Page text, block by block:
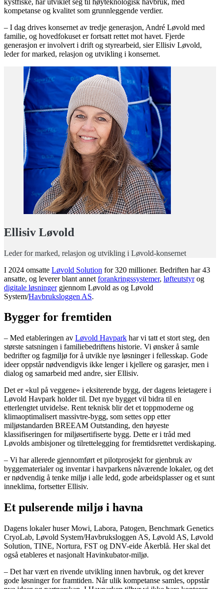
kompetanse og kvalitet som grunnleggende verdier.
– I dag drives konsernet av tredje generasjon, André Løvold med
familie, og hovedfokuset er fortsatt rettet mot havet. Fjerde
generasjon er involvert i drift og styrearbeid, sier Ellisiv Løvold,
leder for marked, relasjon og utvikling i konsernet.
Ellisiv Løvold
Leder for marked, relasjon og utvikling i Løvold-konsernet
I 2024 omsatte Løvold Solution for 320 millioner. Bedriften har 43
ansatte, og leverer blant annet forankringssystemer, løfteutstyrog
digitale løsningergjennom Løvold as og Løvold
System/Havbruksloggen AS.
Bygger for fremtiden
– Med etableringen av Løvold Havpark har vi tatt et stort steg, den
største satsningen i familiebedriftens historie. Vi ønsker å samle
bedrifter og fagmiljø for å utvikle nye løsninger i fellesskap. Gode
ideer oppstår nødvendigvis ikke lenger i kjellere og garasjer, men i
dialog og samarbeid med andre, sier Ellisiv.
Det er «kul på veggene» i eksiterende bygg, der dagens leietagere i
Løvold Havpark holder til. Det nye bygget vil bidra til en
etterlengtet utvidelse. Rent teknisk blir det et toppmoderne og
klimaoptimalisert massivtre-bygg, som settes opp etter
miljøstandarden BREEAM Outstanding, den høyeste
klassifiseringen for miljøsertifiserte bygg. Dette er i tråd med
Løvolds ambisjoner og tilrettelegging for fremtidsrettet verdiskaping.
– Vi har allerede gjennomført et pilotprosjekt for gjenbruk av
byggematerialer og inventar i havparkens nåværende lokaler, og det
er nødvendig å tenke miljø i alle ledd, gode arbeidsplasser og et sunt
inneklima, fortsetter Ellisiv.
Et pulserende miljø i havna
Dagens lokaler huser Mowi, Labora, Patogen, Benchmark Genetics
CryoLab, Løvold System/Havbruksloggen AS, Løvold AS, Løvold
Solution, TINE, Nortura, FST og DNV-eide Åkerblå. Her skal det
også etableres et nasjonalt Havinkubator-miljø.
– Det har vært en rivende utvikling innen havbruk, og det krever
gode løsninger for framtiden. Når ulik kompetanse samles, oppstår